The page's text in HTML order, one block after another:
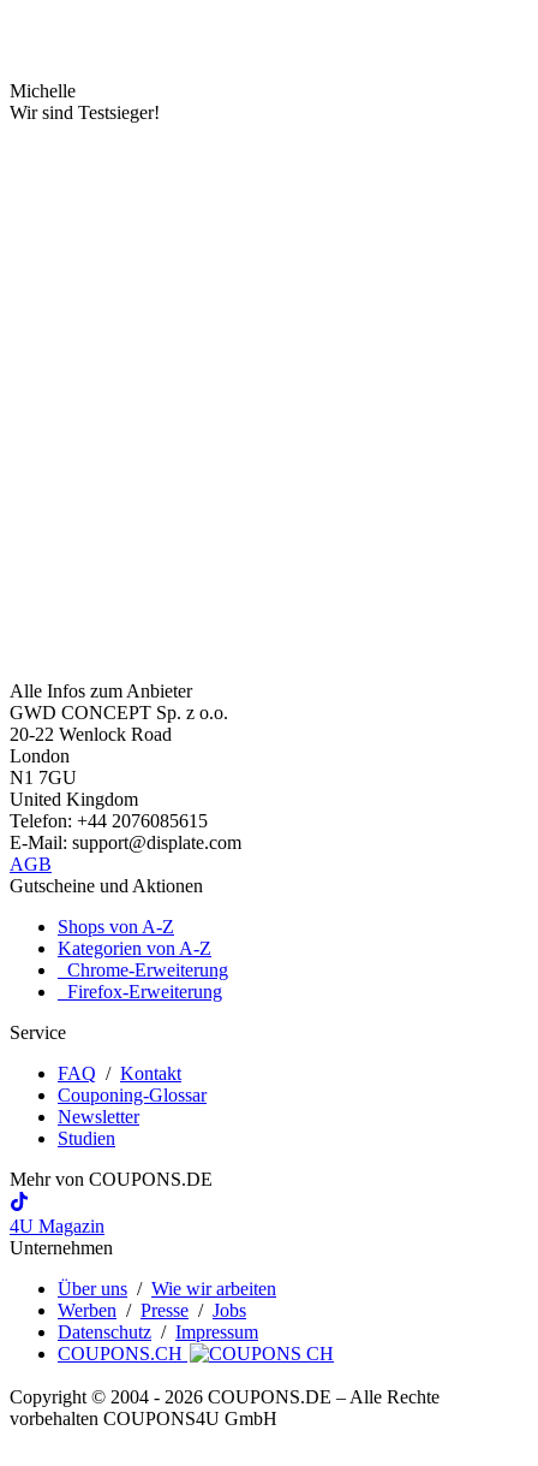
Michelle
Wir sind Testsieger!
Alle Infos zum Anbieter
GWD CONCEPT Sp. z o.o.
20-22 Wenlock Road
London
N1 7GU
United Kingdom
Telefon: +44 2076085615
E-Mail: support@displate.com
AGB
Gutscheine und Aktionen
Shops von A-Z
Kategorien von A-Z
Chrome-Erweiterung
Firefox-Erweiterung
Service
FAQ / Kontakt
Couponing-Glossar
Newsletter
Studien
Mehr von COUPONS.DE
4U Magazin
Unternehmen
Über uns / Wie wir arbeiten
Werben / Presse / Jobs
Datenschutz / Impressum
COUPONS.CH
Copyright © 2004 ‐ 2026 COUPONS.DE – Alle Rechte
vorbehalten COUPONS4U GmbH